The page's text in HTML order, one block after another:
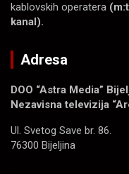
kablovskih operatera
kanal).
Adresa
DOO “Astra Media”
Nezavisna televizija
Ul. Svetog Save br. 86.
76300 Bijeljina